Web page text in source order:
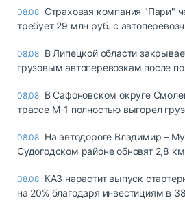
08.08 Страховая компания "Пари"
требует 29 млн руб. с
08.08 В Липецкой области
грузовым автоперевозкам после
08.08 В Сафоновском округе
трассе М-1 полностью выгорел
08.08 На автодороге Владимир –
Судогодском районе обновят 2,8 км
08.08 КАЗ нарастит выпуск
на 20% благодаря инвестициям в